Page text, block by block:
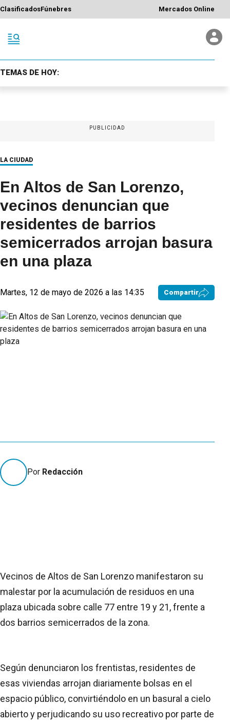
ClasificadosFúnebres Mercados Online
TEMAS DE HOY:
PUBLICIDAD
LA CIUDAD
En Altos de San Lorenzo,
vecinos denuncian que
residentes de barrios
semicerrados arrojan basura
en una plaza
Martes, 12 de mayo de 2026 a las 14:35 Compartir
Por Redacción
Vecinos de Altos de San Lorenzo manifestaron su
malestar por la acumulación de residuos en una
plaza ubicada sobre calle 77 entre 19 y 21, frente a
dos barrios semicerrados de la zona.
Según denunciaron los frentistas, residentes de
esas viviendas arrojan diariamente bolsas en el
espacio público, convirtiéndolo en un basural a cielo
abierto y perjudicando su uso recreativo por parte de